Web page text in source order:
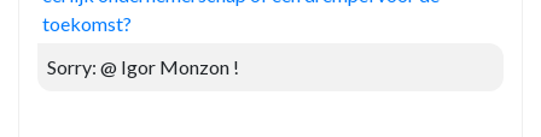
toekomst?
Sorry: @ Igor Monzon !